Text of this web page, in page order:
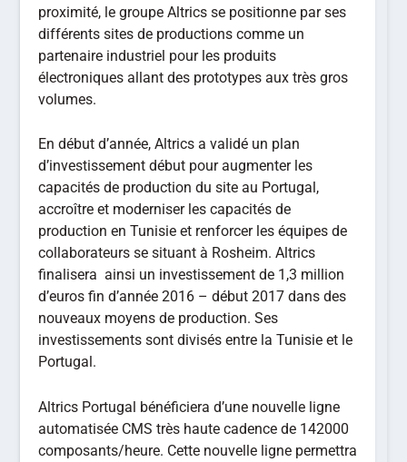
proximité, le groupe Altrics se positionne par ses
différents sites de productions comme un
partenaire industriel pour les produits
électroniques allant des prototypes aux très gros
volumes.
En début d’année, Altrics a validé un plan
d’investissement début pour augmenter les
capacités de production du site au Portugal,
accroître et moderniser les capacités de
production en Tunisie et renforcer les équipes de
collaborateurs se situant à Rosheim. Altrics
finalisera ainsi un investissement de 1,3 million
d’euros fin d’année 2016 – début 2017 dans des
nouveaux moyens de production. Ses
investissements sont divisés entre la Tunisie et le
Portugal.
Altrics Portugal bénéficiera d’une nouvelle ligne
automatisée CMS très haute cadence de 142000
composants/heure. Cette nouvelle ligne permettra